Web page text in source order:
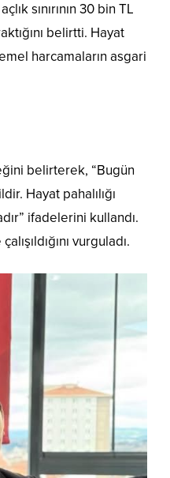
sınırının 30 bin TL
belirtti. Hayat
harcamaların asgari
belirterek, “Bugün
Hayat pahalılığı
ifadelerini kullandı.
vurguladı.